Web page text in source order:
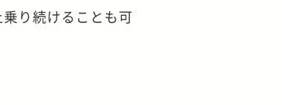
り続けることも可